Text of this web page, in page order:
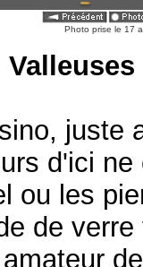
Photo prise le 17
juste
d'ici
ou les
de